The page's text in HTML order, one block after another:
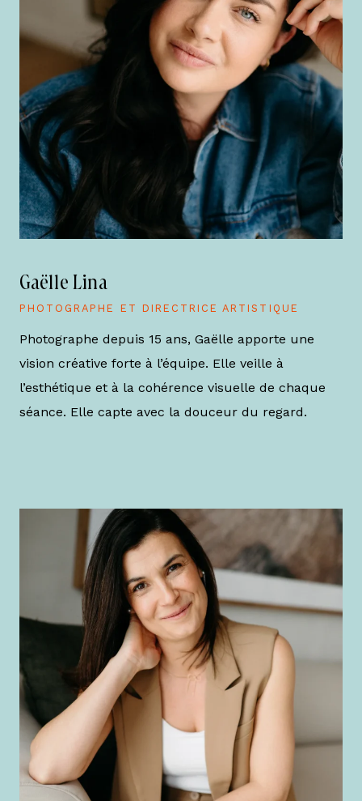
Gaëlle Lina
PHOTOGRAPHE ET DIRECTRICE ARTISTIQUE
Photographe depuis 15 ans, Gaëlle apporte une
vision créative forte à l’équipe. Elle veille à
l’esthétique et à la cohérence visuelle de chaque
séance. Elle capte avec la douceur du regard.